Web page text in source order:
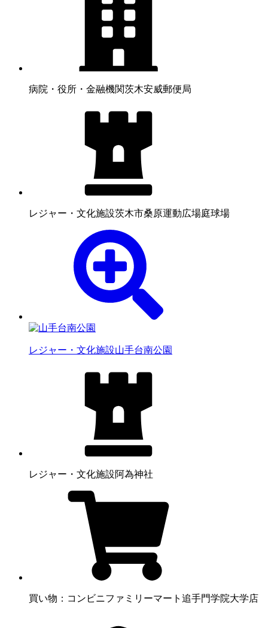
病院・役所・金融機関茨木安威郵便局
レジャー・文化施設茨木市桑原運動広場庭球場
レジャー・文化施設山手台南公園
レジャー・文化施設阿為神社
買い物：コンビニファミリーマート追手門学院大学店